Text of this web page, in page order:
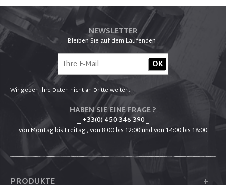
NEWSLETTER
Bleiben Sie auf dem Laufenden :
Wir geben Ihre Daten nicht an Dritte weiter .
HABEN SIE EINE FRAGE ?
_ +33(0) 450 346 390_
von Montag bis Freitag , von 8:00 bis 12:00 und von 14:00 bis 18:00